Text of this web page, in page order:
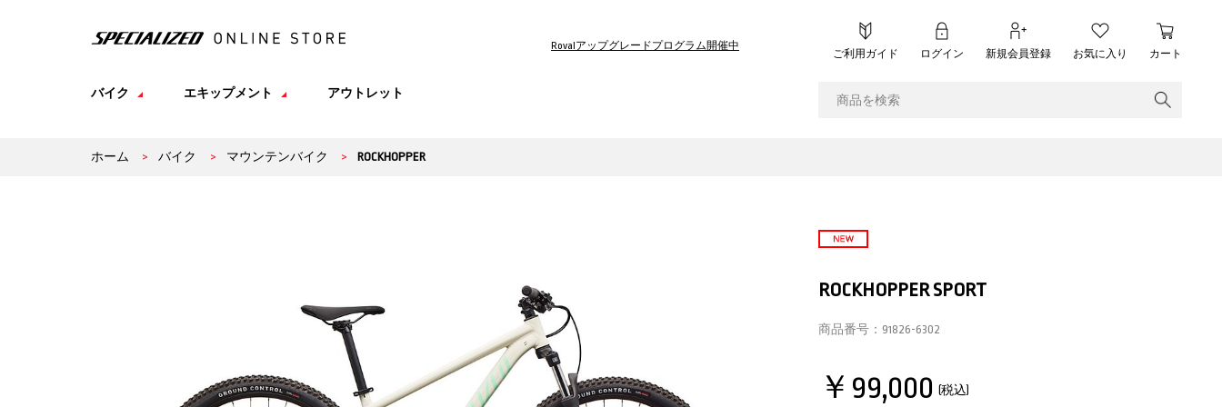
Rovalアップグレードプログラム開催中
ご利用ガイド ログイン 新規会員登録 お気に入り カート
バイク エキップメント アウトレット
ホーム > バイク > マウンテンバイク > ROCKHOPPER
ROCKHOPPER SPORT
商品番号： 91826-6302
￥99,000 (税込)